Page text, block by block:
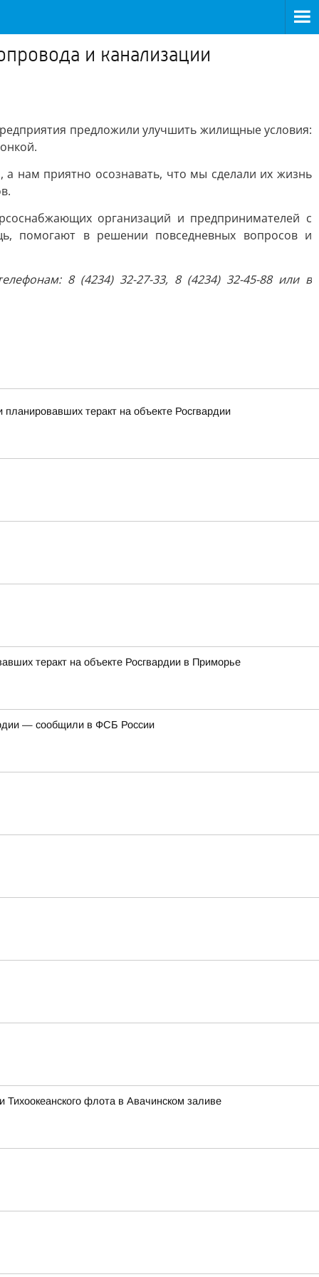
и канализации
предложили улучшить жилищные условия:
нам приятно осознавать, что мы сделали их жизнь
организаций и предпринимателей с
помогают в решении повседневных вопросов и
8 (4234) 32-27-33, 8 (4234) 32-45-88 или в
теракт на объекте Росгвардии
теракт на объекте Росгвардии в Приморье
— сообщили в ФСБ России
флота в Авачинском заливе